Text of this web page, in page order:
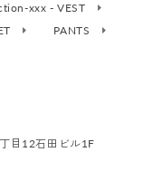
xxx - VEST
PANTS
目12石田ビル1F